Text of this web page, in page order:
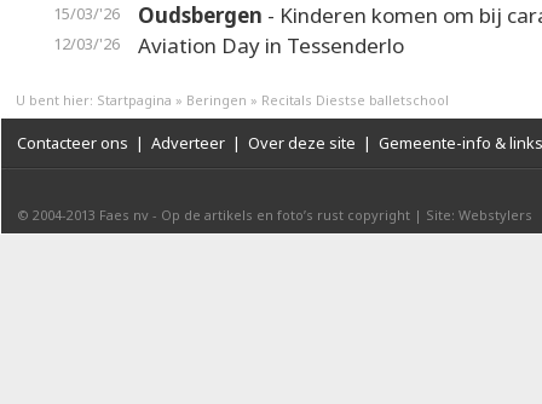
15/03/'26 Oudsbergen - Kinderen komen om bij
12/03/'26 Aviation Day in Tessenderlo
U bent hier: Startpagina » Beringen » Recitals Diestse balletschool
Contacteer ons | Adverteer | Over deze site | Gemeente-info & links
© 2004-2013 Faes nv - Op de artikels en foto’s rust copyright | Site: Webstylers